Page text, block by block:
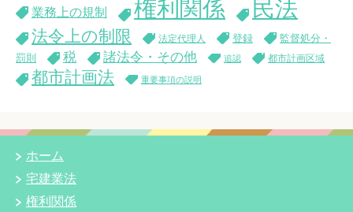
業務上の規制 権利関係 民法
法令上の制限 法定代理人 登録
監督処分・
罰則
税 諸法令・その他 追認 都市計画区域
都市計画法 重要事項の説明
ホーム
宅建業法
権利関係